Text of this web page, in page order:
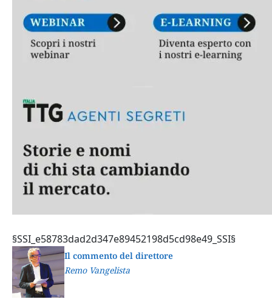
§SSI_e58783dad2d347e89452198d5cd98e49_SSI§
Il commento del direttore
Remo Vangelista